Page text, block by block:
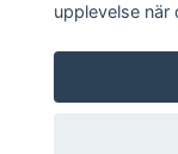
upplevelse när